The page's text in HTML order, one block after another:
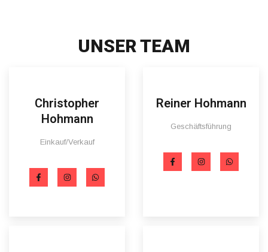
UNSER TEAM
Christopher
Hohmann
Einkauf/Verkauf
Reiner Hohmann
Geschäftsführung